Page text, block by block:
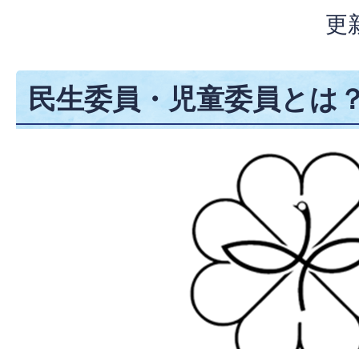
更
民生委員・児童委員とは